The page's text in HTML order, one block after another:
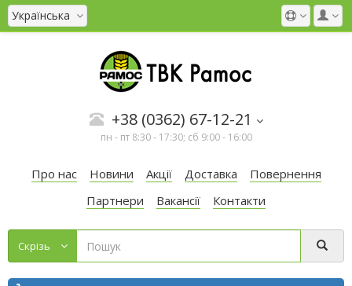
Українська
+38 (0362) 67-12-21
пн - пт 8:30 - 17:30; сб 9:00 - 16:00
Про нас Новини Акції Доставка
Повернення
Партнери
Вакансії Контакти
Cкрізь